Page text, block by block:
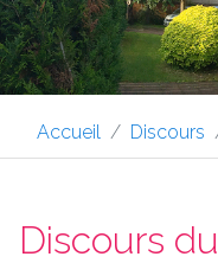
Accueil Discours
Discours